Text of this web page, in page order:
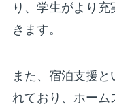
り、学生がより
きます。
また、宿泊支援と
れており、ホーム